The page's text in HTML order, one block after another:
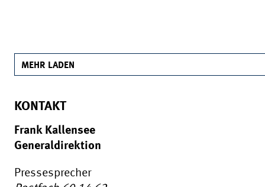
MEHR LADEN
KONTAKT
Frank Kallensee
Generaldirektion
Pressesprecher